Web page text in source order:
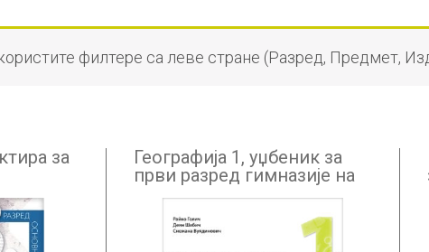
филтере са леве стране (Разред, Предмет,
за
Географија 1, уџбеник за
први разред гимназије на
бугарском језику